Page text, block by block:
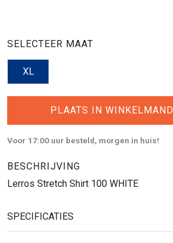
SELECTEER MAAT
XL
PLAATS IN WINKELMAND
Voor 17:00 uur besteld, morgen in huis!
BESCHRIJVING
Lerros Stretch Shirt 100 WHITE
SPECIFICATIES